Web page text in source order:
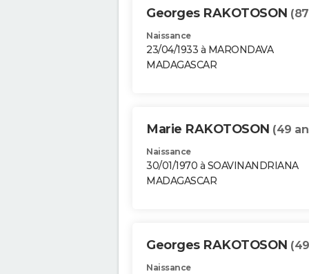
Georges RAKOTOSON
Naissance
23/04/1933 à MARONDAVA
MADAGASCAR
Marie RAKOTOSON (49
Naissance
30/01/1970 à SOAVINANDRIANA
MADAGASCAR
Georges RAKOTOSON
Naissance